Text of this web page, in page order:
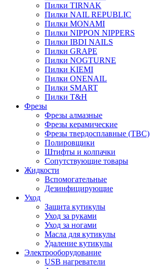
Пилки TIRNAK
Пилки NAIL REPUBLIC
Пилки MONAMI
Пилки NIPPON NIPPERS
Пилки IBDI NAILS
Пилки GRAPE
Пилки NOGTURNE
Пилки KIEMI
Пилки ONENAIL
Пилки SMART
Пилки T&H
Фрезы
Фрезы алмазные
Фрезы керамические
Фрезы твердосплавные (ТВС)
Полировщики
Штифты и колпачки
Сопутствующие товары
Жидкости
Вспомогательные
Дезинфицирующие
Уход
Защита кутикулы
Уход за руками
Уход за ногами
Масла для кутикулы
Удаление кутикулы
Электрооборудование
USB нагреватели